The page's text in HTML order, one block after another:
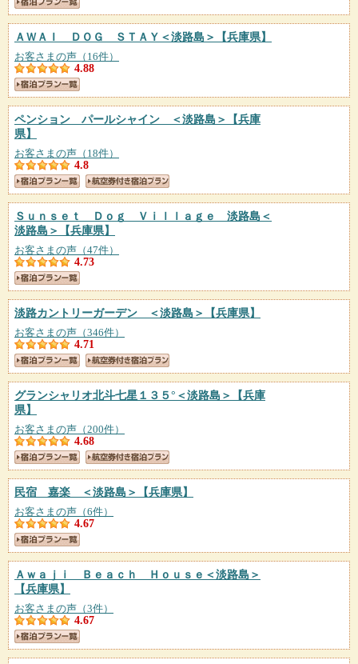
ＡＷＡＩ ＤＯＧ ＳＴＡＹ＜淡路島＞ 【兵庫県】
お客さまの声（16件）
4.88
ペンション パールシャイン ＜淡路島＞
【兵庫
県】
お客さまの声（18件）
4.8
Ｓｕｎｓｅｔ Ｄｏｇ Ｖｉｌｌａｇｅ 淡路島＜
淡路島＞
【兵庫県】
お客さまの声（47件）
4.73
淡路カントリーガーデン ＜淡路島＞ 【兵庫県】
お客さまの声（346件）
4.71
グランシャリオ北斗七星１３５°＜淡路島＞
【兵庫
県】
お客さまの声（200件）
4.68
民宿 嘉楽 ＜淡路島＞ 【兵庫県】
お客さまの声（6件）
4.67
Ａｗａｊｉ Ｂｅａｃｈ Ｈｏｕｓｅ＜淡路島＞
【兵庫県】
お客さまの声（3件）
4.67